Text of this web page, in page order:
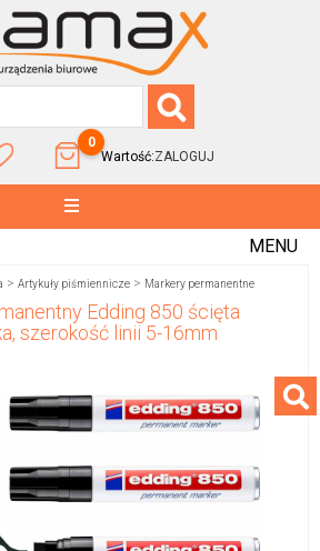
0
Wartość:ZALOGUJ
MENU
> Artykuły piśmiennicze> Markery permanentne
Edding 850 ścięta
szerokość linii 5-16mm